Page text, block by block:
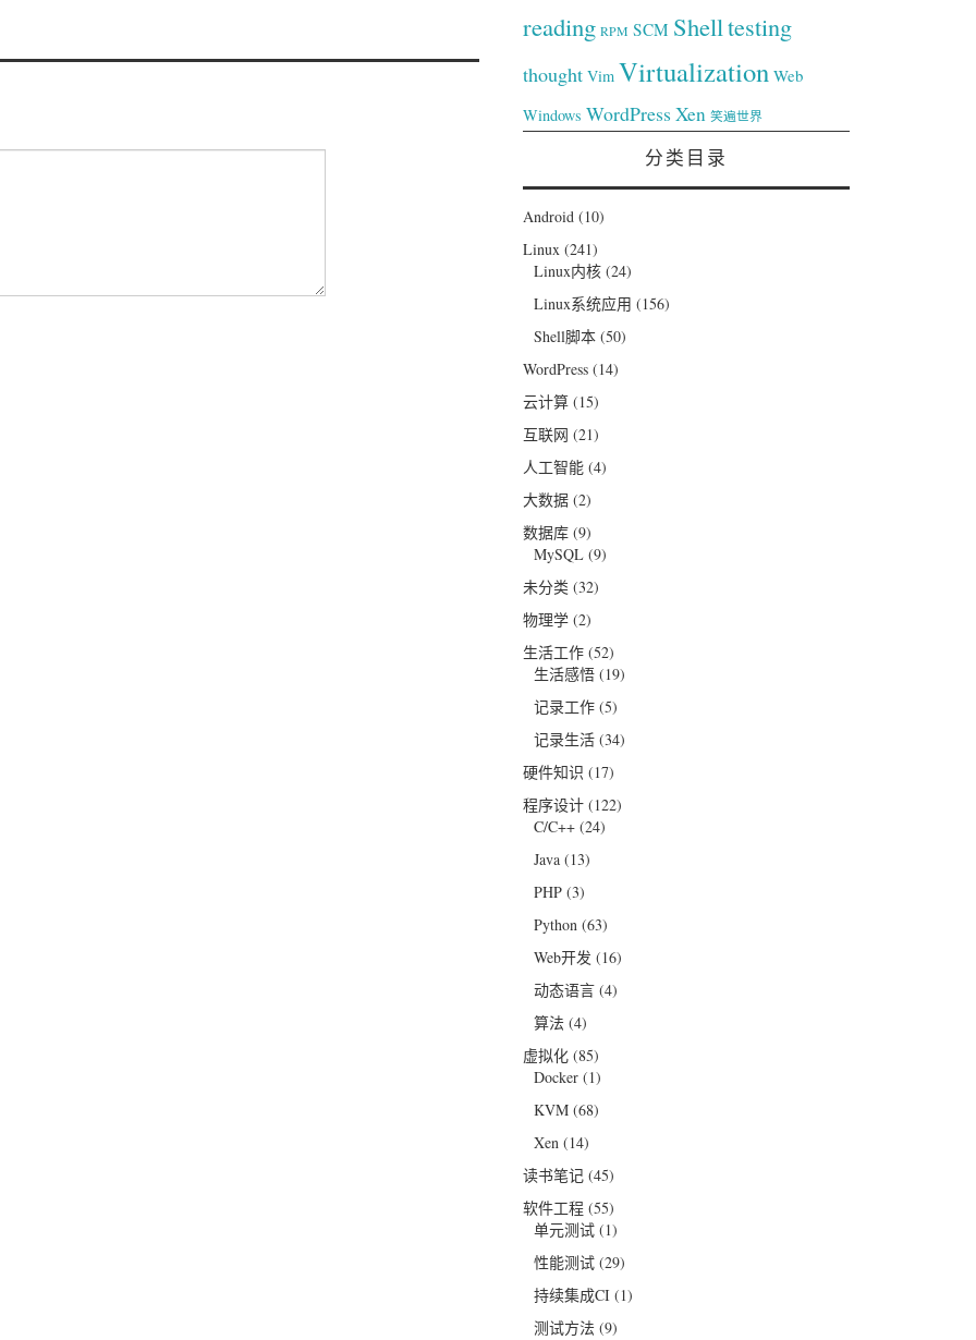
reading RPM SCM Shelltesting
thought Vim Virtualization Web
Windows WordPress Xen 笑遍世界
分类目录
Android(10)
Linux(241)
Linux内核(24)
Linux系统应用 (156)
Shell脚本(50)
WordPress(14)
云计算(15)
互联网 (21)
人工智能(4)
大数据(2)
数据库(9)
MySQL(9)
未分类 (32)
物理学(2)
生活工作(52)
生活感悟(19)
记录工作(5)
记录生活(34)
硬件知识 (17)
程序设计(122)
C/C++(24)
Java(13)
PHP(3)
Python(63)
Web开发 (16)
动态语言(4)
算法(4)
虚拟化(85)
Docker(1)
KVM(68)
Xen(14)
读书笔记(45)
软件工程(55)
单元测试(1)
性能测试(29)
持续集成CI(1)
测试方法(9)